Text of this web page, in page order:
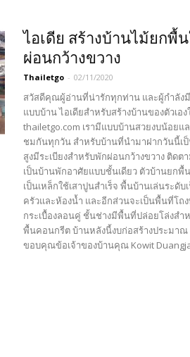
ไอเดีย สร้างบ้านไม้ยกพื้
ผ่อนกว้างขวาง
Thailetgo - 02/11/2020
สวัสดีคุณผู้อ่านที่น่ารักทุกท่าน และผู้กำลัง
แบบบ้าน ไอเดียสำหรับสร้างบ้านของตัวเอ
thailetgo.com เรามีแบบบ้านสวยงบน้อยแ
ชมกันทุกวัน สำหรับบ้านที่นำมาฝากวันนี้เ
สูงมีระเบียงสำหรับพักผ่อนกว้างขวาง ติ
เป็นบ้านพักอาศัยแบบชั้นเดียว ตัวบ้านยกพื้
เป็นเหล็กใช้เสาปูนสำเร็จ พื้นบ้านเล่นระดั
ครัวและห้องน้ำ และอีกส่วนจะเป็นพื้นที่โ
กระเบื้องลอนคู่ ชั้นช่างมีพื้นที่ปล่อยโล่งส
พื้นคอนกรีต บ้านหลังนี้งบก่อสร้างประมา
ขอบคุณข้อเจ้าของบ้านคุณ Kowit